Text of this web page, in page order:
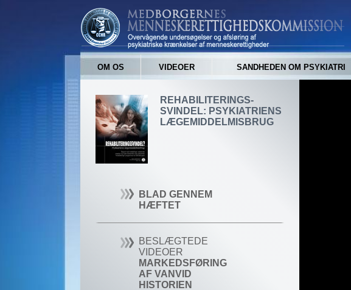
OM OS VIDEOER SANDHEDEN OM PSYKIATRI
REHABILITERINGS-
SVINDEL: PSYKIATRIENS
LÆGEMIDDELMISBRUG
BLAD GENNEM
HÆFTET
BESLÆGTEDE
VIDEOER
MARKEDSFØRING
AF VANVID
HISTORIEN